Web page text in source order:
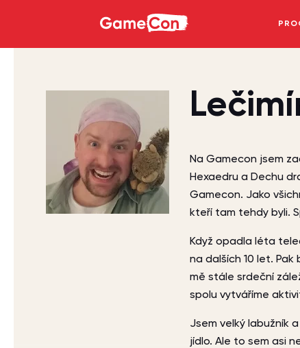
Na Gamecon jsem
Hexaedru a Dechu
Gamecon. Jako
kteří tam tehdy byli.
Když opadla léta
na dalších 10 let.
mě stále srdeční
spolu vytváříme
Jsem velký labužník
jídlo. Ale to sem asi